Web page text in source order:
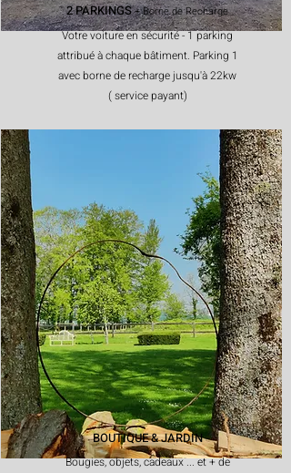
2 PARKINGS+ Borne deRecharge
Votre voiture en sécurité - 1 parking
attribué à chaque bâtiment. Parking 1
avec borne de recharge jusqu'à 22kw
( service payant)
BOUTIQUE & JARDIN
Bougies, objets, cadeaux ... et + de